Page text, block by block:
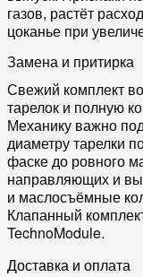
газов, растёт
цоканье при
Замена и притирка
Свежий комплект
тарелок и полную
Механику важно
диаметру тарелки
фаске до ровного
направляющих и
и маслосъёмные
Клапанный
TechnoModule.
Доставка и оплата